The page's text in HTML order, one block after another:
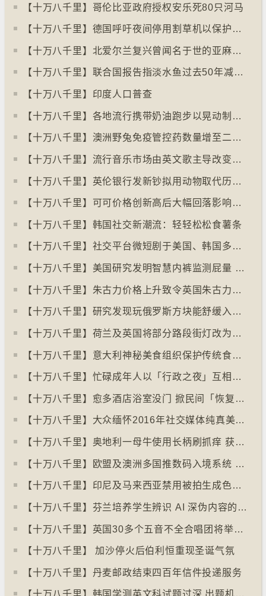
【十万八千里】哥伦比亚政府授权安乐死80只河马
【十万八千里】德国呼吁夜间停用割草机以保护刺猬等动物
【十万八千里】北爱尔兰复兴曾闻名于世的亚麻布产业
【十万八千里】联合国报告指淡水鱼过去50年减少逾八成
【十万八千里】印度人口普查
【十万八千里】各地流行携带奶油跑步以晃动制造新鲜牛油
【十万八千里】澳洲野兔免疫管控药数量增至二亿只
【十万八千里】流行音乐市场由英文歌主导改变为多国语言歌曲
【十万八千里】英伦银行发新钞拟用动物取代历史人物
【十万八千里】可可价格创新高后大幅回落影响农民生计
【十万八千里】韩国社交新潮流：轻轻松松食薯条
【十万八千里】社交平台微短剧于美国、韩国多地掀热潮
【十万八千里】美国研究发明智慧内裤监测屁量 以助改善消化系统
【十万八千里】朱古力价格上升致令英国朱古力盗窃案高升
【十万八千里】研究发现玩俄罗斯方块能舒缓入侵性创伤后遗症
【十万八千里】荷兰及英国将部分路段街灯改为红色
【十万八千里】意大利神秘美食组织保护传统食物、烹饪方法和菜肴
【十万八千里】忙碌成年人以「行政之夜」互相督促完成搁置私务
【十万八千里】愈多酒店浴室没门 掀民间「恢复浴室门」倡议运动
【十万八千里】大众缅怀2016年社交媒体纯真美好体验
【十万八千里】奥地利一母牛使用长柄刷抓痒 获科学家确定懂得使用工具
【十万八千里】欧盟及澳洲多国推数码入境系统 毋须护照盖章
【十万八千里】印尼及马来西亚禁用被拍生成色情影像的人工智能平台Grok
【十万八千里】芬兰培养学生辨识 AI 深伪内容的能力
【十万八千里】英国30多个五音不全合唱团将举行十周年志庆
【十万八千里】 加沙停火后伯利恒重现圣诞气氛
【十万八千里】丹麦邮政结束四百年信件投递服务